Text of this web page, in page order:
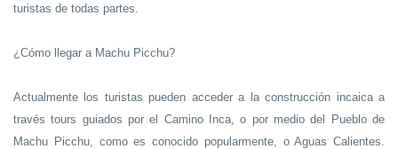
turistas de todas partes.
¿Cómo llegar a Machu Picchu?
Actualmente los turistas pueden acceder a la construcción incaica a
través tours guiados por el Camino Inca, o por medio del Pueblo de
Machu Picchu, como es conocido popularmente, o Aguas Calientes.